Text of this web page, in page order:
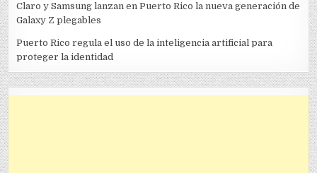
Claro y Samsung lanzan en Puerto Rico la nueva generación de
Galaxy Z plegables
Puerto Rico regula el uso de la inteligencia artificial para
proteger la identidad